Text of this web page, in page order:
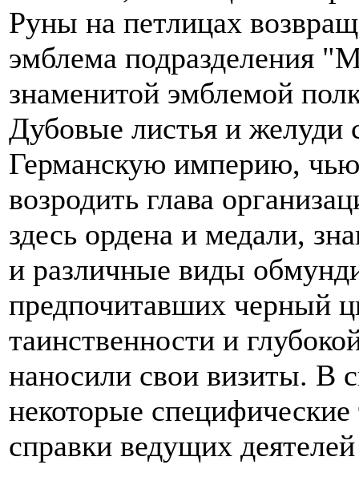
Руны на петлицах
эмблема подразделения
знаменитой эмблемой
Дубовые листья и желуди
Германскую империю,
возродить глава
здесь ордена и медали,
и различные виды
предпочитавших черный
таинственности и
наносили свои визиты. В
некоторые
справки ведущих